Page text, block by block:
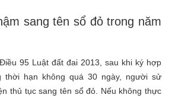
sang tên sổ đỏ trong năm
95 Luật đất đai 2013, sau khi ký hợp
thời hạn không quá 30 ngày, người sử
thủ tục sang tên sổ đỏ. Nếu không thực